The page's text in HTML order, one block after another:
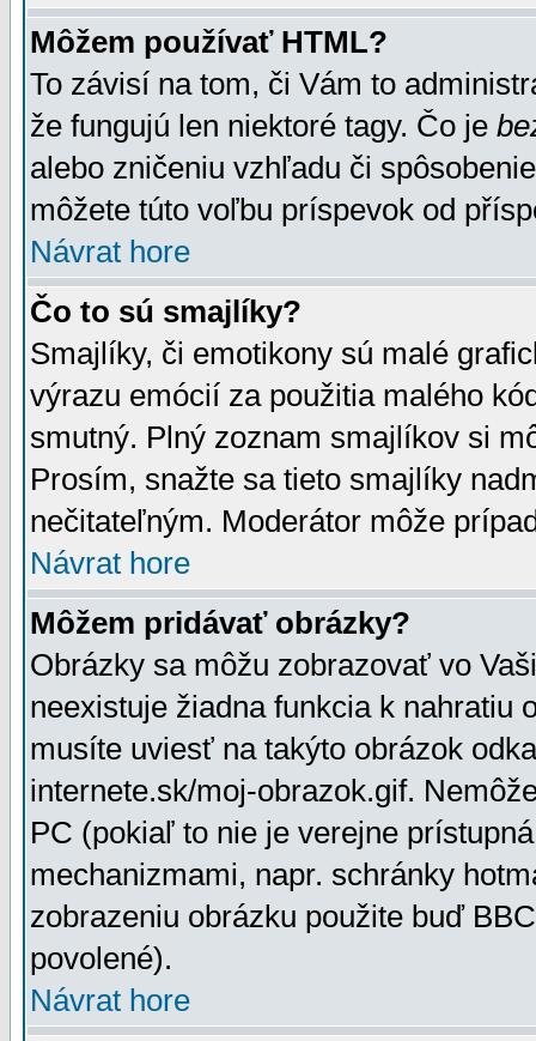
Môžem používať HTML?
To závisí na tom, či Vám to
že fungujú len niektoré tagy. Čo je
alebo zničeniu vzhľadu či
môžete túto voľbu príspevok od
Návrat hore
Čo to sú smajlíky?
Smajlíky, či emotikony sú malé
výrazu emócií za použitia malého
smutný. Plný zoznam smajlíkov si
Prosím, snažte sa tieto smajlíky
nečitateľným. Moderátor môže
Návrat hore
Môžem pridávať obrázky?
Obrázky sa môžu zobrazovať vo
neexistuje žiadna funkcia k nahratiu
musíte uviesť na takýto obrázok
internete.sk/moj-obrazok.gif.
PC (pokiaľ to nie je verejne
mechanizmami, napr. schránky
zobrazeniu obrázku použite buď
povolené).
Návrat hore